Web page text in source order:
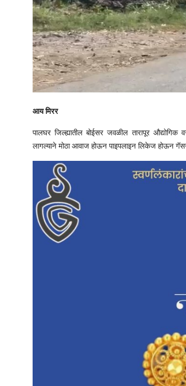
आय मिरर
पालघर जिल्ह्यातील बोईसर जवळील तारापूर
लागल्याने मोठा आवाज होऊन पाइपलाइन लिकेज होऊन